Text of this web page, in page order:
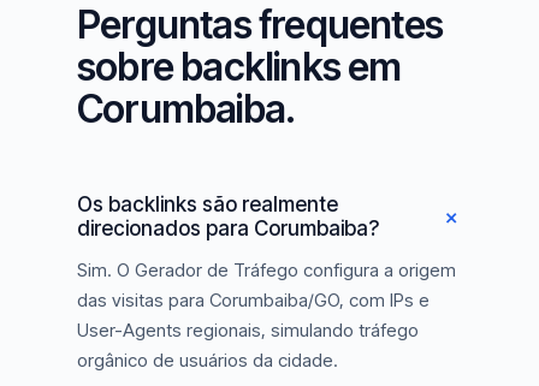
Perguntas frequentes
sobre backlinks em
Corumbaiba.
Os backlinks são realmente
direcionados para Corumbaiba?
Sim. O Gerador de Tráfego configura a origem
das visitas para Corumbaiba/GO, com IPs e
User-Agents regionais, simulando tráfego
orgânico de usuários da cidade.